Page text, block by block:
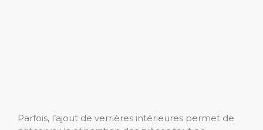
Parfois, l’ajout de verrières intérieures permet de